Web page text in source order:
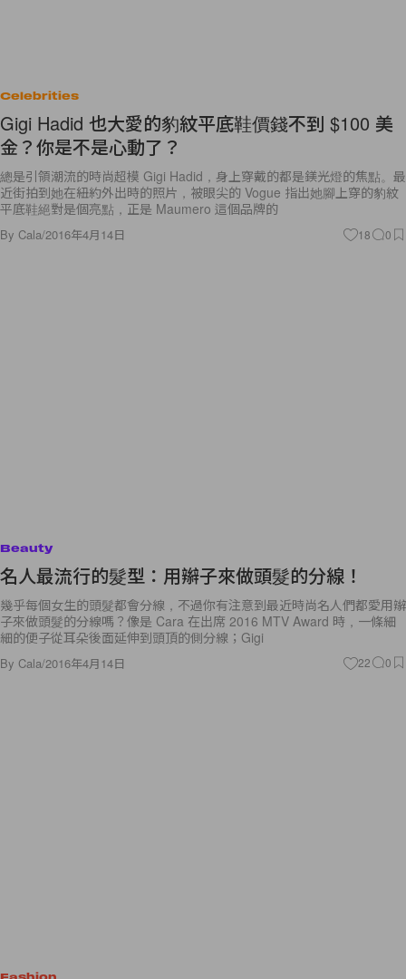
Celebrities
Gigi Hadid 也大愛的豹紋平底鞋價錢不到 $100 美
金？你是不是心動了？
總是引領潮流的時尚超模 Gigi Hadid，身上穿戴的都是鎂光燈的焦點。最
近街拍到她在紐約外出時的照片，被眼尖的 Vogue 指出她腳上穿的豹紋
平底鞋絕對是個亮點，正是 Maumero 這個品牌的
By Cala/2016年4月14日 18 0
Beauty
名人最流行的髮型：用辮子來做頭髮的分線！
幾乎每個女生的頭髮都會分線，不過你有注意到最近時尚名人們都愛用辮
子來做頭髮的分線嗎？像是 Cara 在出席 2016 MTV Award 時，一條細
細的便子從耳朵後面延伸到頭頂的側分線；Gigi
By Cala/2016年4月14日 22 0
Fashion